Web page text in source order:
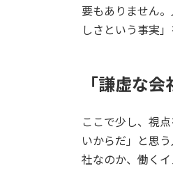
要もありません
しさという事実
「謙虚な
ここで少し、視
いからだ」と思
社なのか、働く